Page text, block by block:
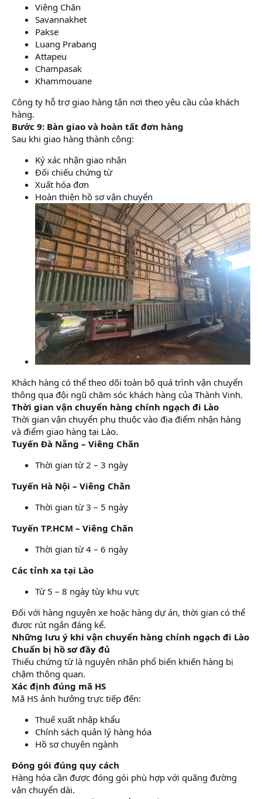
Viêng Chăn
Savannakhet
Pakse
Luang Prabang
Attapeu
Champasak
Khammouane
Công ty hỗ trợ giao hàng tận nơi theo yêu cầu của khách
hàng.
Bước 9: Bàn giao và hoàn tất đơn hàng
Sau khi giao hàng thành công:
Ký xác nhận giao nhận
Đối chiếu chứng từ
Xuất hóa đơn
Hoàn thiện hồ sơ vận chuyển
Khách hàng có thể theo dõi toàn bộ quá trình vận chuyển
thông qua đội ngũ chăm sóc khách hàng của Thành Vinh.
Thời gian vận chuyển hàng chính ngạch đi Lào
Thời gian vận chuyển phụ thuộc vào địa điểm nhận hàng
và điểm giao hàng tại Lào.
Tuyến Đà Nẵng – Viêng Chăn
Thời gian từ 2 – 3 ngày
Tuyến Hà Nội – Viêng Chăn
Thời gian từ 3 – 5 ngày
Tuyến TP.HCM – Viêng Chăn
Thời gian từ 4 – 6 ngày
Các tỉnh xa tại Lào
Từ 5 – 8 ngày tùy khu vực
Đối với hàng nguyên xe hoặc hàng dự án, thời gian có thể
được rút ngắn đáng kể.
Những lưu ý khi vận chuyển hàng chính ngạch đi Lào
Chuẩn bị hồ sơ đầy đủ
Thiếu chứng từ là nguyên nhân phổ biến khiến hàng bị
chậm thông quan.
Xác định đúng mã HS
Mã HS ảnh hưởng trực tiếp đến:
Thuế xuất nhập khẩu
Chính sách quản lý hàng hóa
Hồ sơ chuyên ngành
Đóng gói đúng quy cách
Hàng hóa cần được đóng gói phù hợp với quãng đường
vận chuyển dài.